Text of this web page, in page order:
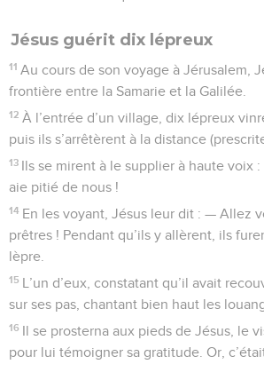
Jésus guérit dix lépreux
11 Au cours de son voyage à Jérusalem,
frontière entre la Samarie et la Galilée.
12 À l’entrée d’un village, dix lépreux
puis ils s’arrêtèrent à la distance
13 Ils se mirent à le supplier à haute voix
aie pitié de nous !
14 En les voyant, Jésus leur dit : — Allez
prêtres ! Pendant qu’ils y allèrent, ils
lèpre.
15 L’un d’eux, constatant qu’il avait
sur ses pas, chantant bien haut les
16 Il se prosterna aux pieds de Jésus, le
pour lui témoigner sa gratitude. Or,